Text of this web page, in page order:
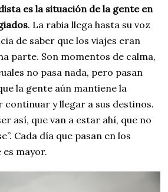
es la situación de la gente en
. La rabia llega hasta su voz
de saber que los viajes eran
parte. Son momentos de calma,
no pasa nada, pero pasan
la gente aún mantiene la
continuar y llegar a sus destinos.
así, que van a estar ahí, que no
Cada día que pasan en los
es mayor.